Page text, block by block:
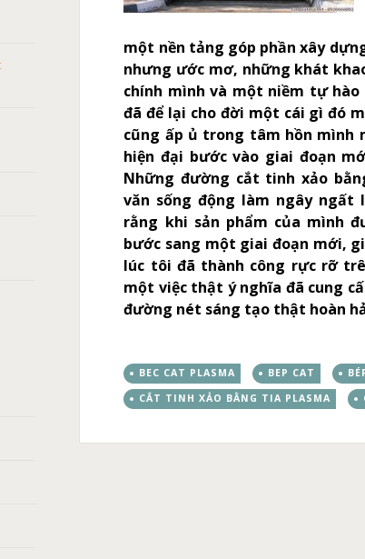
một nền tảng góp phần xây
nhưng ước mơ, những khát
chính mình và một niềm tự
đã để lại cho đời một cái gì đó
cũng ấp ủ trong tâm hồn mình
hiện đại bước vào giai đoạn
Những đường cắt tinh xảo
văn sống động làm ngây
rằng khi sản phẩm của mình
bước sang một giai đoạn mới,
lúc tôi đã thành công rực rỡ
một việc thật ý nghĩa đã cung
đường nét sáng tạo thật hoàn
BEC CAT PLASMA BEP CAT
CẮT TINH XẢO BẰNG TIA PLASMA